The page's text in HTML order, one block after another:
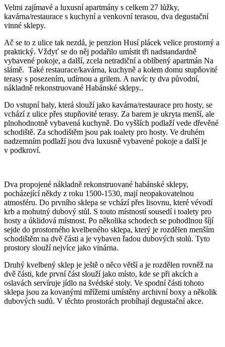
Velmi zajímavé a luxusní apartmány s celkem 27 lůžky,
kavárna/restaurace s kuchyní a venkovní terasou, dva degustační
vinné sklepy.
Ač se to z ulice tak nezdá, je penzion Husí plácek velice prostorný a
praktický. Vždyť se do něj podařilo umístit tři nadstandardně
vybavené pokoje, a další, zcela netradiční a oblíbený apartmán Na
slámě. Také restaurace/kavárna, kuchyně a kolem domu stupňovité
terasy s posezením, udírnou a grilem. A navíc ty dva původní,
nákladně rekonstruované Habánské sklepy..
Do vstupní haly, která slouží jako kavárna/restaurace pro hosty, se
vchází z ulice přes stupňovité terasy. Za barem je ukryta menší, ale
plnohodnotně vybavená kuchyně. Do vyšších podlaží vede dřevěné
schodiště. Za schodištěm jsou pak toalety pro hosty. Ve druhém
nadzemním podlaží jsou dva luxusně vybavené pokoje a další je
v podkroví.
Dva propojené nákladně rekonstruované habánské sklepy,
pocházející někdy z roku 1500-1530, mají neopakovatelnou
atmosféru. Do prvního sklepa se vchází přes lisovnu, které vévodí
krb a mohutný dubový stůl. S touto místností sousedí i toalety pro
hosty a úklidová místnost. Po několika schodech se pohodlnou šíjí
sejde do prostorného kvelbeného sklepa, který je rozdělen menším
schodištěm na dvě části a je vybaven řadou dubových stolů. Tyto
prostory slouží nejvíce jako vinárna.
Druhý kvelbený sklep je ještě o něco větší a je rozdělen rovněž na
dvě části, kde první část slouží jako místo, kde se při akcích a
oslavách servíruje jídlo na švédské stoly. Ve spodní části tohoto
sklepa jsou za kovanými mřížemi umístěny archivní boxy a několik
dubových sudů. V těchto prostorách probíhají degustační akce.